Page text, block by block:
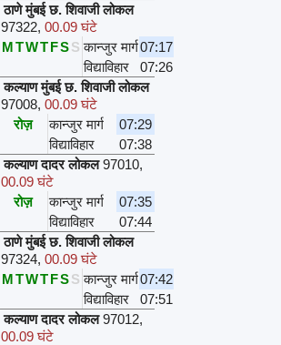
ठाणे मुंबई छ. शिवाजी लोकल
97322, 00.09 घंटे
MTWT FS S कान्जुर मार्ग07:17
विद्याविहार
07:26
कल्याण मुंबई छ. शिवाजी लोकल
97008, 00.09 घंटे
रोज़
कान्जुर मार्ग
07:29
विद्याविहार
07:38
कल्याण दादर लोकल 97010,
00.09 घंटे
रोज़
कान्जुर मार्ग
07:35
विद्याविहार
07:44
ठाणे मुंबई छ. शिवाजी लोकल
97324, 00.09 घंटे
MTWT FS S कान्जुर मार्ग07:42
विद्याविहार
07:51
कल्याण दादर लोकल 97012,
00.09 घंटे